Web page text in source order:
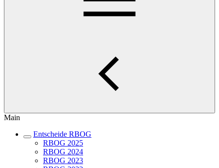
Main
Entscheide RBOG
RBOG 2025
RBOG 2024
RBOG 2023